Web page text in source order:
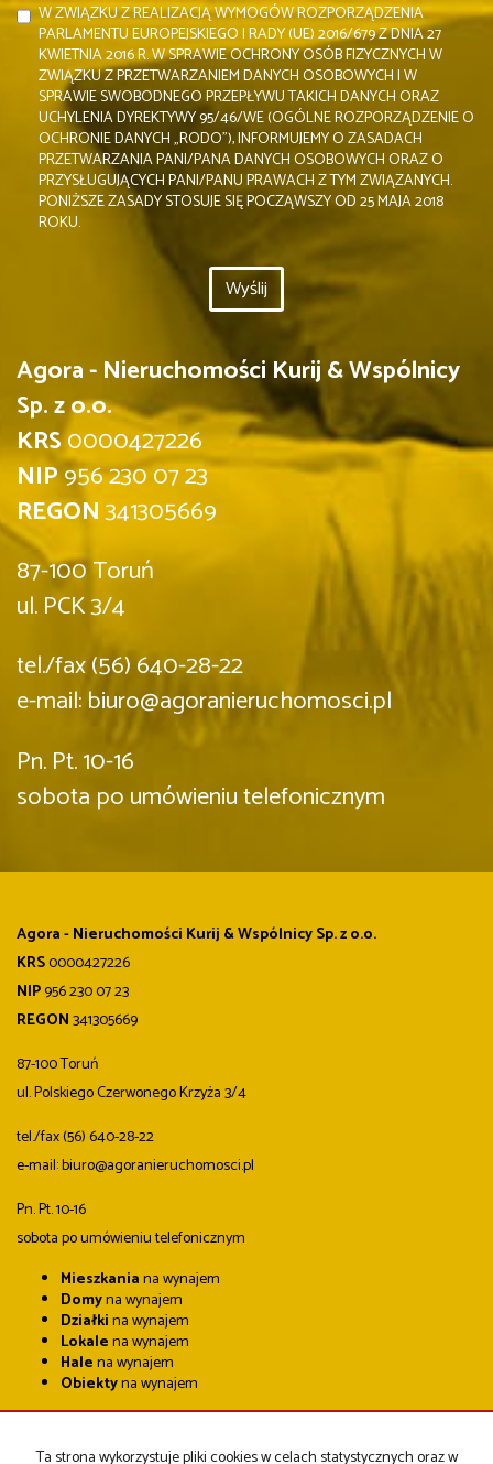
W ZWIĄZKU Z REALIZACJĄ WYMOGÓW ROZPORZĄDZENIA
PARLAMENTU EUROPEJSKIEGO I RADY (UE) 2016/679 Z DNIA 27
KWIETNIA 2016 R. W SPRAWIE OCHRONY OSÓB FIZYCZNYCH W
ZWIĄZKU Z PRZETWARZANIEM DANYCH OSOBOWYCH I W
SPRAWIE SWOBODNEGO PRZEPŁYWU TAKICH DANYCH ORAZ
UCHYLENIA DYREKTYWY 95/46/WE (OGÓLNE ROZPORZĄDZENIE O
OCHRONIE DANYCH „RODO”), INFORMUJEMY O ZASADACH
PRZETWARZANIA PANI/PANA DANYCH OSOBOWYCH ORAZ O
PRZYSŁUGUJĄCYCH PANI/PANU PRAWACH Z TYM ZWIĄZANYCH.
PONIŻSZE ZASADY STOSUJE SIĘ POCZĄWSZY OD 25 MAJA 2018
ROKU.
Agora - Nieruchomości Kurij & Wspólnicy
Sp. z o.o.
KRS0000427226
NIP956 230 07 23
REGON341305669
87-100 Toruń
ul. PCK 3/4
tel./fax (56) 640-28-22
e-mail: biuro@agoranieruchomosci.pl
Pn. Pt. 10-16
sobota po umówieniu telefonicznym
Agora - Nieruchomości Kurij & Wspólnicy Sp. z o.o.
KRS0000427226
NIP956 230 07 23
REGON341305669
87-100 Toruń
ul. Polskiego Czerwonego Krzyża 3/4
tel./fax (56) 640-28-22
e-mail: biuro@agoranieruchomosci.pl
Pn. Pt. 10-16
sobota po umówieniu telefonicznym
Mieszkaniana wynajem
Domyna wynajem
Działkina wynajem
Lokalena wynajem
Halena wynajem
Obiektyna wynajem
Mieszkaniana sprzedaż
Ta strona wykorzystuje pliki cookies w celach statystycznych oraz w